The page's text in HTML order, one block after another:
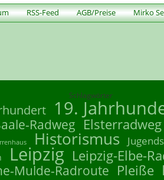
RSS-Feed AGB/Preise Mirko
Schlagwörter
19.
Radweg Elsterradweg
Historismus
Leipzig Leipzig-Elbe-
Mulde-Radroute Pleiße